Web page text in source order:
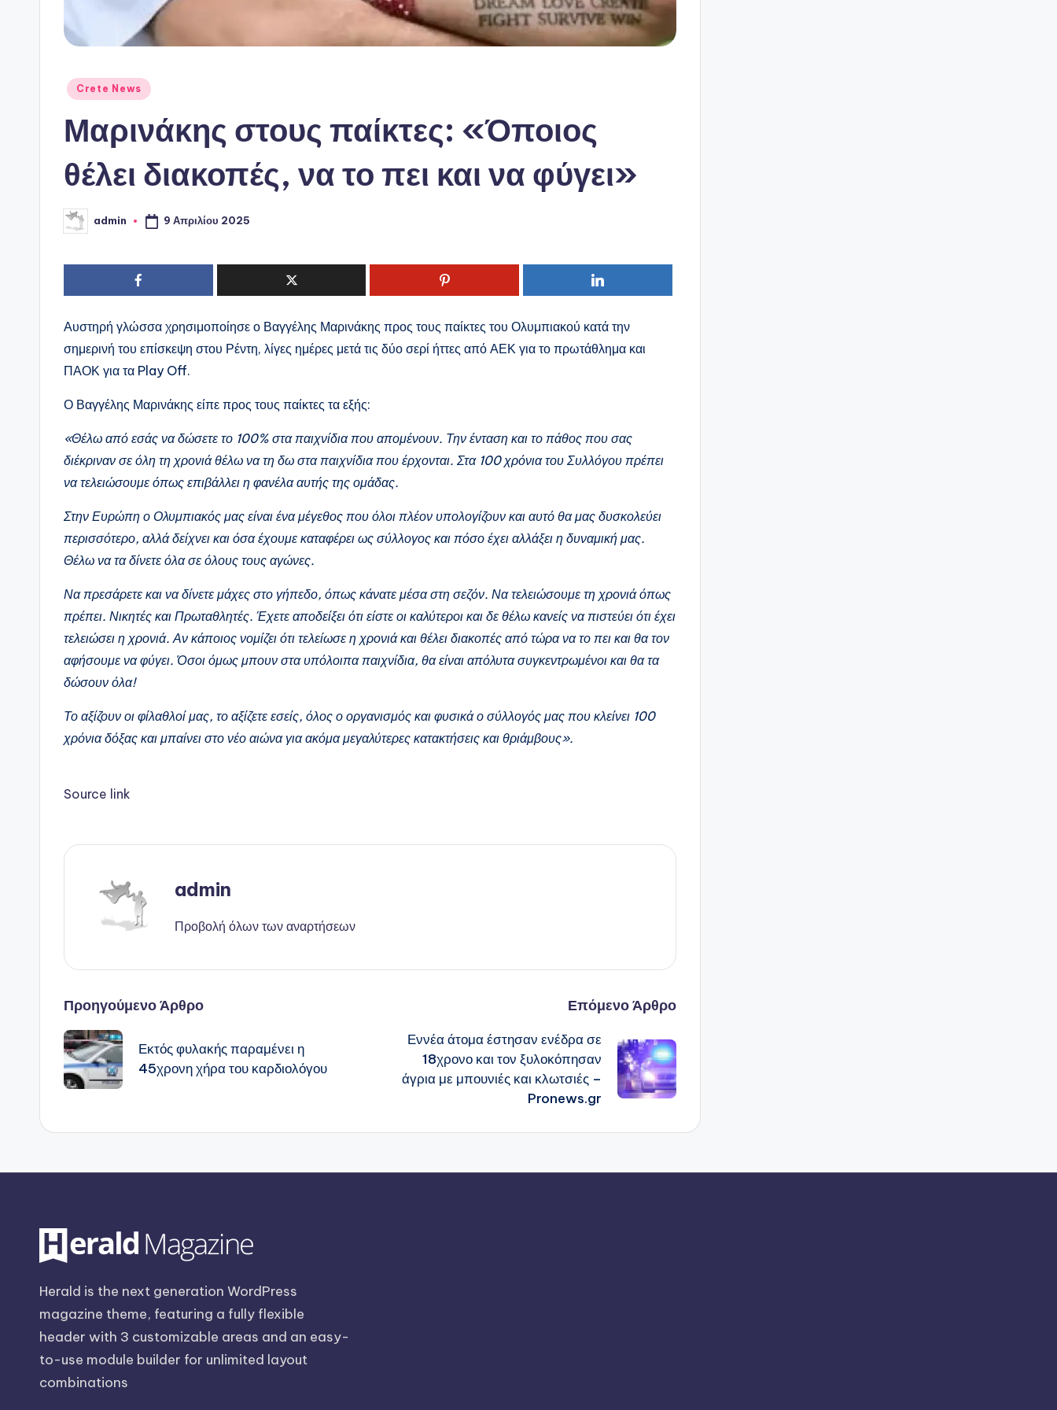
Αναρτήθηκε
Crete News
Μαρινάκης στους παίκτες: «Όποιος
θέλει διακοπές, να το πει και να φύγει»
Συγγραφέας:
admin 9 Απριλίου 2025
Αυστηρή γλώσσα χρησιμοποίησε ο Βαγγέλης Μαρινάκης προς τους παίκτες του Ολυμπιακού κατά την
σημερινή του επίσκεψη στου Ρέντη, λίγες ημέρες μετά τις δύο σερί ήττες από ΑΕΚ για το πρωτάθλημα και
ΠΑΟΚ για τα Play Off.
Ο Βαγγέλης Μαρινάκης είπε προς τους παίκτες τα εξής:
«Θέλω από εσάς να δώσετε το 100% στα παιχνίδια που απομένουν. Την ένταση και το πάθος που σας
διέκριναν σε όλη τη χρονιά θέλω να τη δω στα παιχνίδια που έρχονται. Στα 100 χρόνια του Συλλόγου πρέπει
να τελειώσουμε όπως επιβάλλει η φανέλα αυτής της ομάδας.
Στην Ευρώπη ο Ολυμπιακός μας είναι ένα μέγεθος που όλοι πλέον υπολογίζουν και αυτό θα μας δυσκολεύει
περισσότερο, αλλά δείχνει και όσα έχουμε καταφέρει ως σύλλογος και πόσο έχει αλλάξει η δυναμική μας.
Θέλω να τα δίνετε όλα σε όλους τους αγώνες.
Να πρεσάρετε και να δίνετε μάχες στο γήπεδο, όπως κάνατε μέσα στη σεζόν. Να τελειώσουμε τη χρονιά όπως
πρέπει. Νικητές και Πρωταθλητές. Έχετε αποδείξει ότι είστε οι καλύτεροι και δε θέλω κανείς να πιστεύει ότι έχει
τελειώσει η χρονιά. Αν κάποιος νομίζει ότι τελείωσε η χρονιά και θέλει διακοπές από τώρα να το πει και θα τον
αφήσουμε να φύγει. Όσοι όμως μπουν στα υπόλοιπα παιχνίδια, θα είναι απόλυτα συγκεντρωμένοι και θα τα
δώσουν όλα!
Το αξίζουν οι φίλαθλοί μας, το αξίζετε εσείς, όλος ο οργανισμός και φυσικά ο σύλλογός μας που κλείνει 100
χρόνια δόξας και μπαίνει στο νέο αιώνα για ακόμα μεγαλύτερες κατακτήσεις και θριάμβους».
Source link
admin
Προβολή όλων των αναρτήσεων
Πλοήγηση
δημοσιεύσεων
Προηγούμενο Άρθρο
Εκτός φυλακής παραμένει η
45χρονη χήρα του καρδιολόγου
Επόμενο Άρθρο
Εννέα άτομα έστησαν ενέδρα σε
18χρονο και τον ξυλοκόπησαν
άγρια με μπουνιές και κλωτσιές –
Pronews.gr
Herald is the next generation WordPress
magazine theme, featuring a fully flexible
header with 3 customizable areas and an easy-
to-use module builder for unlimited layout
combinations